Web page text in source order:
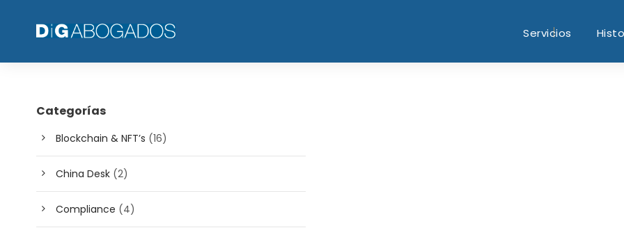
Servicios
Categorías
Blockchain & NFT’s (16)
China Desk (2)
Compliance (4)